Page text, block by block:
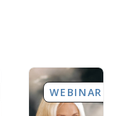
WEBINARE